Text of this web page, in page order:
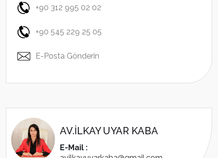
+90 312 995 02 02
+90 545 229 25 05
E-Posta Gönderin
AV.İLKAY UYAR KABA
E-Mail :